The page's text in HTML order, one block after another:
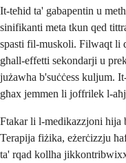
It-teħid ta' gabapentin u
sinifikanti meta tkun qed
spasti fil-muskoli. Filwaqt li
għall-effetti sekondarji u
jużawha b'suċċess kuljum.
għax jemmen li joffrilek l-
Ftakar li l-medikazzjoni hija
Terapija fiżika, eżerċizzju
ta' rqad kollha